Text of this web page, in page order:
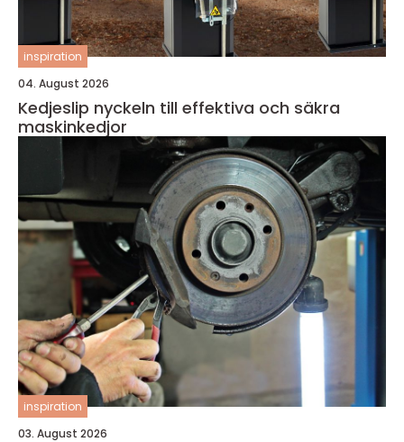
inspiration
04. August 2026
Kedjeslip nyckeln till effektiva och säkra
maskinkedjor
inspiration
03. August 2026